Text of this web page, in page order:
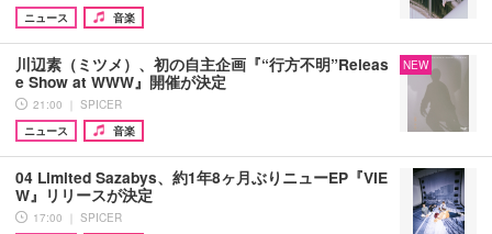
ニュース
音楽
川辺素（ミツメ）、初の自主企画『“行方不明”Releas
e Show at WWW』開催が決定
21:00 ｜ SPICER
ニュース
音楽
NEW
04 Limited Sazabys、約1年8ヶ月ぶりニューEP『VIE
W』リリースが決定
17:00 ｜ SPICER